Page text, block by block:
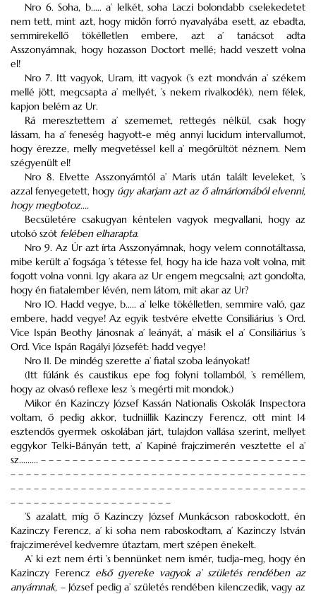
Nro 6. Soha, b..... a’ lelkét, soha Laczi bolondabb cselekedetet
nem tett, mint azt, hogy midőn forró nyavalyába esett, az ebadta,
semmirekellő tökélletlen embere, azt a’ tanácsot adta
Asszonyámnak, hogy hozasson Doctort mellé; hadd veszett volna
el!
Nro 7. Itt vagyok, Uram, itt vagyok (’s ezt mondván a’ székem
mellé jött, megcsapta a’ mellyét, ’s nekem rivalkodék), nem félek,
kapjon belém az Ur.
Rá meresztettem a’ szememet, rettegés nélkül, csak hogy
lássam, ha a’ feneség hagyott-e még annyi lucidum intervallumot,
hogy érezze, melly megvetéssel kell a’ megőrültöt néznem. Nem
szégyenült el!
Nro 8. Elvette Asszonyámtól a’ Maris után talált leveleket, ’s
azzal fenyegetett, hogy úgy akarjam azt az ő almáriomából elvenni,
hogy megbotoz....
Becsületére csakugyan kéntelen vagyok megvallani, hogy az
utolsó szót felében elharapta.
Nro 9. Az Úr azt írta Asszonyámnak, hogy velem connotáltassa,
mibe került a’ fogsága ’s tétesse fel, hogy ha ide haza volt volna, mit
fogott volna vonni. Igy akara az Ur engem megcsalni; azt gondolta,
hogy én fiatalember lévén, nem látom, mit akar az Ur?
Nro 10. Hadd vegye, b..... a’ lelke tökélletlen, semmire való, gaz
embere, hadd vegye! Az egyik testvére elvette Consiliárius ’s Ord.
Vice Ispán Beothy Jánosnak a’ leányát, a’ másik el a’ Consiliárius ’s
Ord. Vice Ispán Ragályi Józsefét: hadd vegye!
Nro 11. De mindég szerette a’ fiatal szoba leányokat!
(Itt fúlánk és caustikus epe fog folyni tollamból, ’s reméllem,
hogy az olvasó reflexe lesz ’s megérti mit mondok.)
Mikor én Kazinczy József Kassán Nationalis Oskolák Inspectora
voltam, ő pedig akkor, tudniillik Kazinczy Ferencz, ott mint 14
esztendős gyermek oskolában járt, tulajdon vallása szerint, mellyet
eggykor Telki-Bányán tett, a’ Kapiné frajczimerén vesztette el a’
sz......... – – – – – – – – – – – – – – – – – – – – – – – – – – – – – – – – – –
– – – – – – – – – – – – – – – – – – – – – – – – – – – – – – – – – – – – – –
– – – – – – – – – – – – – – – – – – – – – – – – – – – – – – – – – – – – – –
– – – – – – – – – – – – – – – – – – – – –
’S azalatt, míg ő Kazinczy József Munkácson raboskodott, én
Kazinczy Ferencz, a’ ki soha nem raboskodtam, a’ Kazinczy István
frajczimerével kedvemre útaztam, mert szépen énekelt.
A’ ki ezt nem érti ’s bennünket nem ismér, tudja-meg, hogy én
Kazinczy Ferencz első gyereke vagyok a’ születés rendében az
anyámnak, – József pedig a’ születés rendében kilenczedik, vagy az